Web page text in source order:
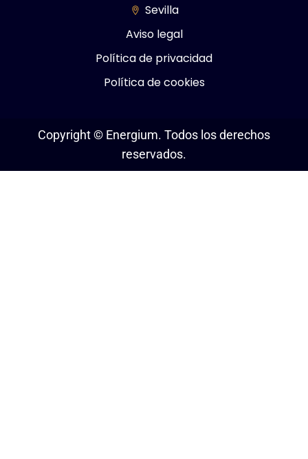
Sevilla
Aviso legal
Política de privacidad
Política de cookies
Copyright © Energium. Todos los derechos
reservados.